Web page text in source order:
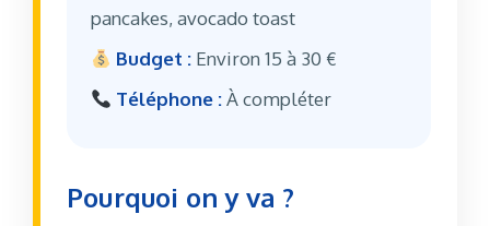
pancakes, avocado toast
Budget : Environ 15 à 30 €
Téléphone :À compléter
Pourquoi on y va ?